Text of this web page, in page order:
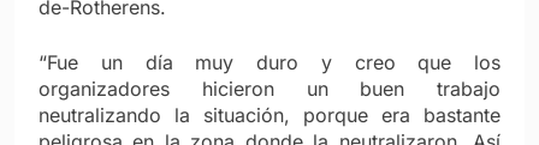
de-Rotherens.
“Fue un día muy duro y creo que los
organizadores hicieron un buen trabajo
neutralizando la situación, porque era bastante